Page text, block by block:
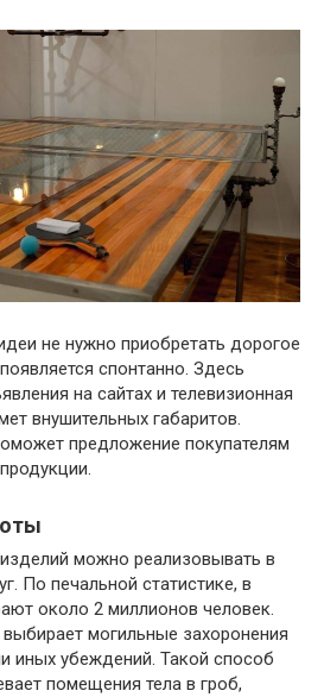
не нужно приобретать дорогое
спонтанно. Здесь
на сайтах и телевизионная
внушительных габаритов.
предложение покупателям
можно реализовывать в
По печальной статистике, в
около 2 миллионов человек.
могильные захоронения
иных убеждений. Такой способ
помещения тела в гроб,